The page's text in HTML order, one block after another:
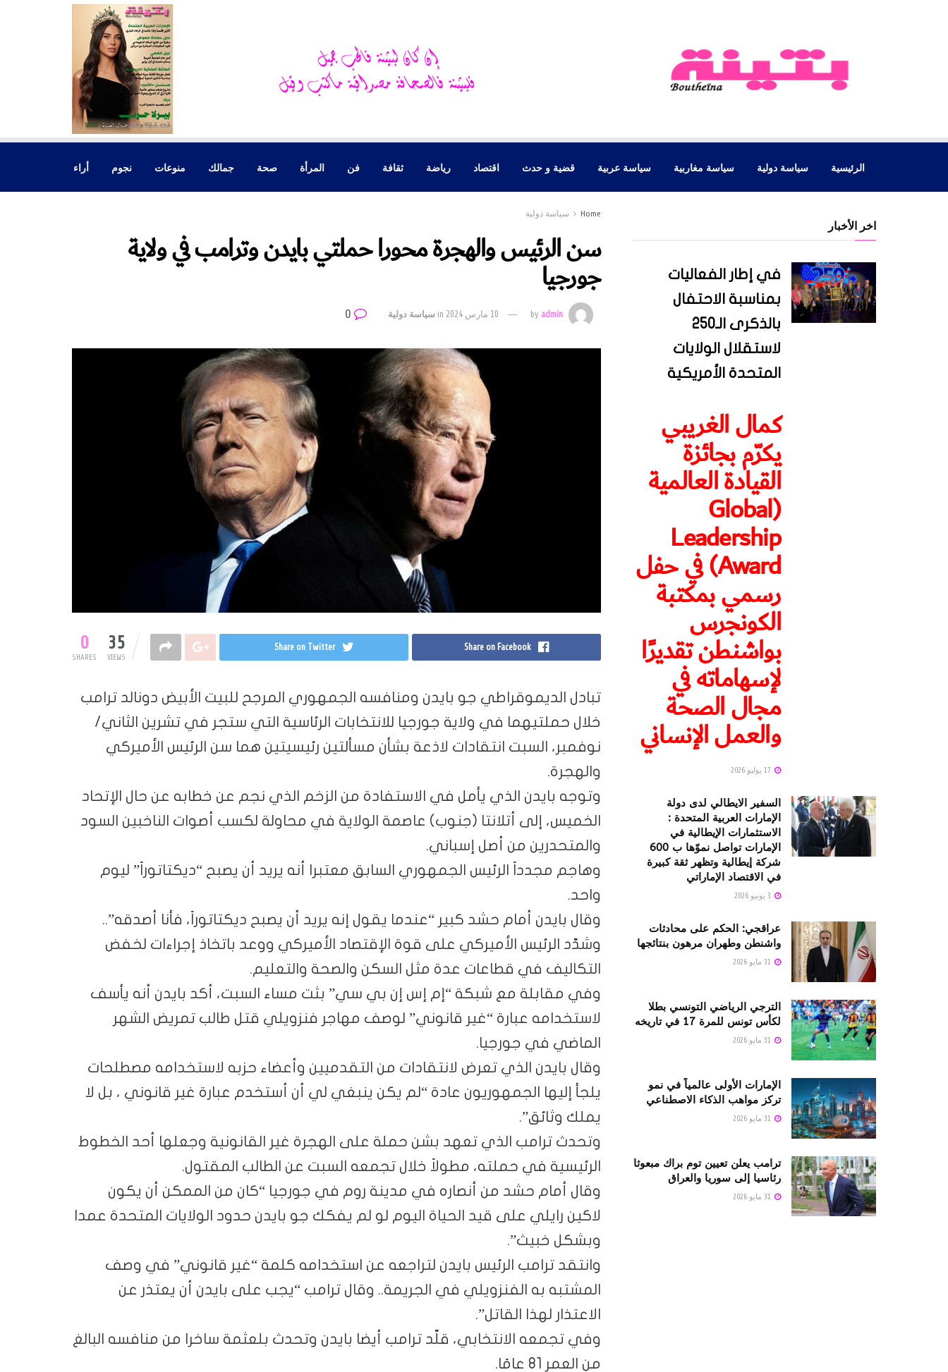
الرئيسية سياسة دولية سياسة مغاربية سياسة عربية قضية و حدث اقتصاد رياضة ثقافة فن المرأة صحة جمالك منوعات نجوم أراء
Home سياسة دولية
سن الرئيس والهجرة محورا حملتي بايدن وترامب في ولاية
جورجيا
byadmin 10 مارس 2024 inسياسة دولية
0
SHARES 35
VIEWS
Share on Facebook
Share on Twitter
تبادل الديموقراطي جو بايدن ومنافسه الجمهوري المرجح للبيت الأبيض دونالد ترامب
خلال حملتيهما في ولاية جورجيا للانتخابات الرئاسية التي ستجر في تشرين الثاني/
نوفمبر، السبت انتقادات لاذعة بشأن مسألتين رئيسيتين هما سن الرئيس الأميركي
والهجرة.
وتوجه بايدن الذي يأمل في الاستفادة من الزخم الذي نجم عن خطابه عن حال الإتحاد
الخميس، إلى أتلانتا (جنوب) عاصمة الولاية في محاولة لكسب أصوات الناخبين السود
والمتحدرين من أصل إسباني.
وهاجم مجدداً الرئيس الجمهوري السابق معتبرا أنه يريد أن يصبح “ديكتاتوراً” ليوم
واحد.
وقال بايدن أمام حشد كبير “عندما يقول إنه يريد أن يصبح ديكتاتوراً، فأنا أصدقه”..
وشدّد الرئيس الأميركي على قوة الإقتصاد الأميركي ووعد باتخاذ إجراءات لخفض
التكاليف في قطاعات عدة مثل السكن والصحة والتعليم.
وفي مقابلة مع شبكة “إم إس إن بي سي” بثت مساء السبت، أكد بايدن أنه يأسف
لاستخدامه عبارة “غير قانوني” لوصف مهاجر فنزويلي قتل طالب تمريض الشهر
الماضي في جورجيا.
وقال بايدن الذي تعرض لانتقادات من التقدميين وأعضاء حزبه لاستخدامه مصطلحات
يلجأ إليها الجمهوريون عادة “لم يكن ينبغي لي أن أستخدم عبارة غير قانوني ، بل لا
يملك وثائق”.
وتحدث ترامب الذي تعهد بشن حملة على الهجرة غير القانونية وجعلها أحد الخطوط
الرئيسية في حملته، مطولاً خلال تجمعه السبت عن الطالب المقتول.
وقال أمام حشد من أنصاره في مدينة روم في جورجيا “كان من الممكن أن يكون
لاكين رايلي على قيد الحياة اليوم لو لم يفكك جو بايدن حدود الولايات المتحدة عمدا
وبشكل خبيث”.
وانتقد ترامب الرئيس بايدن لتراجعه عن استخدامه كلمة “غير قانوني” في وصف
المشتبه به الفنزويلي في الجريمة.. وقال ترامب “يجب على بايدن أن يعتذر عن
الاعتذار لهذا القاتل”.
وفي تجمعه الانتخابي، قلّد ترامب أيضا بايدن وتحدث بلعثمة ساخرا من منافسه البالغ
من العمر 81 عامًا.
اخر الأخبار
في إطار الفعاليات
بمناسبة الاحتفال
بالذكرى الـ250
لاستقلال الولايات
المتحدة الأمريكية
كمال الغريبي
يكرّم بجائزة
القيادة العالمية
(Global
Leadership
Award) في حفل
رسمي بمكتبة
الكونجرس
بواشنطن تقديرًا
لإسهاماته في
مجال الصحة
والعمل الإنساني
السفير الايطالي لدى دولة
الإمارات العربية المتحدة :
الاستثمارات الإيطالية في
الإمارات تواصل نموّها ب 600
شركة إيطالية وتظهر ثقة كبيرة
في الاقتصاد الإماراتي
عراقجي: الحكم على محادثات
واشنطن وطهران مرهون بنتائجها
الترجي الرياضي التونسي بطلا
لكأس تونس للمرة 17 في تاريخه
الإمارات الأولى عالمياً في نمو
تركز مواهب الذكاء الاصطناعي
ترامب يعلن تعيين توم براك مبعوثا
رئاسيا إلى سوريا والعراق